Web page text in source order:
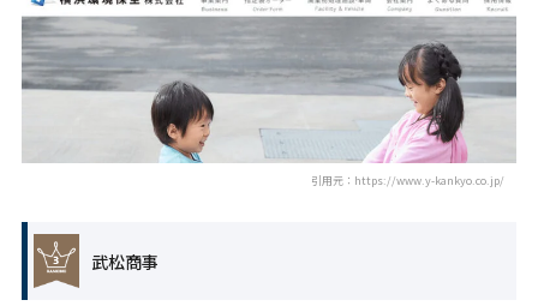
引用元：https://www.y-kankyo.co.jp/
武松商事